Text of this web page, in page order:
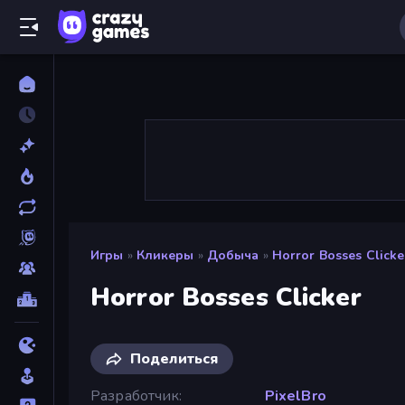
Игры » Кликеры » Добыча » Horror Bosses
Horror Bosses Clicker
Поделиться
Разработчик
PixelBro